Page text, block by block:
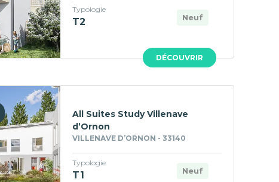
DÉCOUVRIR
Neuf
Typologie
T2
All Suites Study Villenave
d’Ornon
VILLENAVE D’ORNON - 33140
Neuf
Typologie
T1